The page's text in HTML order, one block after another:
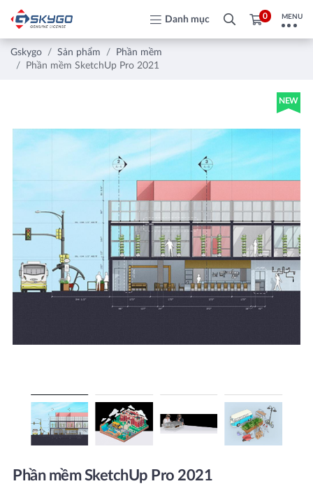
Danh mục 0 MENU
Gskygo Sản phẩm
Phần mềm
Phần mềm SketchUp Pro 2021
NEW
Phần mềm SketchUp Pro 2021